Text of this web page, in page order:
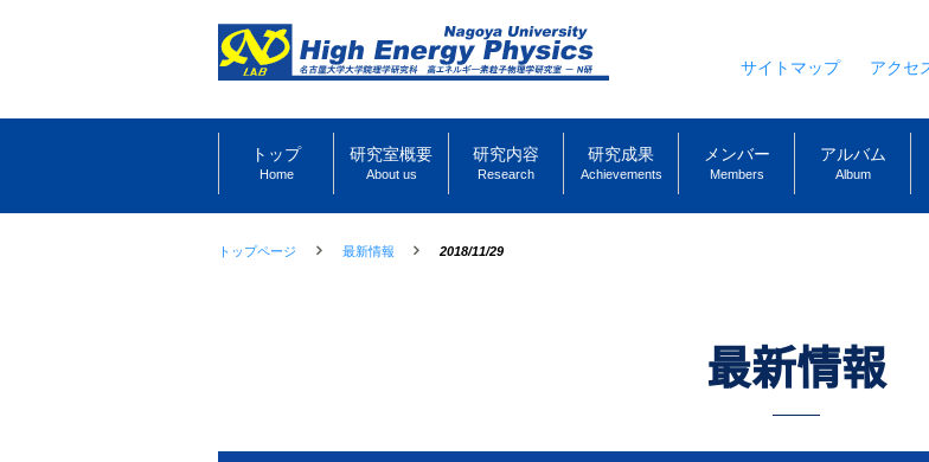
アクセ
サイトマップ
トップ
Home
研究室概要
About us
研究内容
Research
研究成果
Achievements
メンバー
Members
アルバム
Album
トップページ 最新情報 2018/11/29
最新情報